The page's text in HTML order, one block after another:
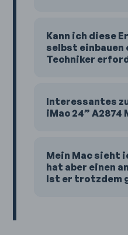
Kann ich diese
selbst einbauen
Techniker
Interessantes
iMac 24” A2874
Mein Mac sieht
hat aber einen
Ist er trotzdem